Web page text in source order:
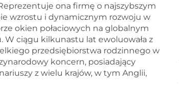
Reprezentuje ona firmę o najszybszym
wzrostu i dynamicznym rozwoju w
okien połaciowych na globalnym
W ciągu kilkunastu lat ewoluowała z
przedsiębiorstwa rodzinnego w
koncern, posiadający
z wielu krajów, w tym Anglii,